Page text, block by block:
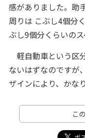
感がありました。助
周りは こぶし4個分
ぶし9個分くらいのス
軽自動車という区
ないはずなのですが
ザインにより、かな
こ